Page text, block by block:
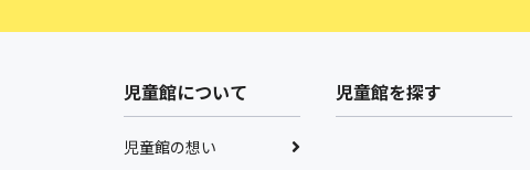
児童館について
児童館の想い
児童館を探す